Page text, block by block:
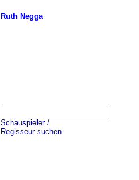
Ruth Negga
Schauspieler /
Regisseur suchen